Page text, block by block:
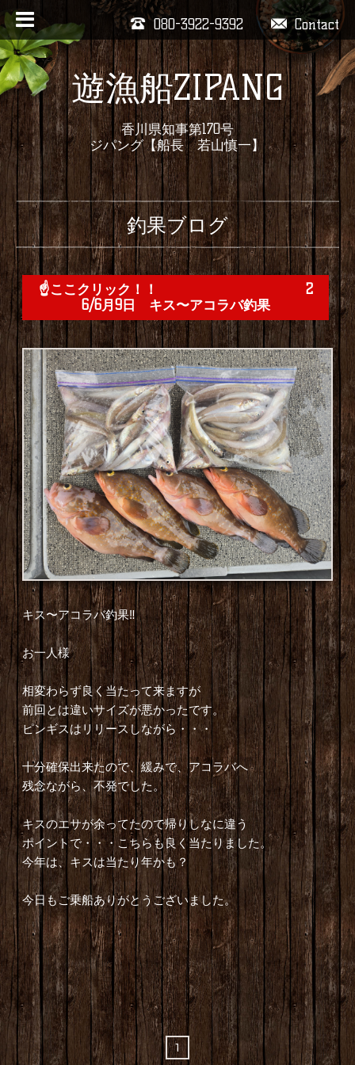
Contact
080-3922-9392
遊漁船ZIPANG
香川県知事第170号
ジパング【船長 若山慎一】
釣果ブログ
☝️ここクリック！！ 2
6/6月9日 キス〜アコラバ釣果
キス〜アコラバ釣果‼️
お一人様
相変わらず良く当たって来ますが
前回とは違いサイズが悪かったです。
ピンギスはリリースしながら・・・
十分確保出来たので、緩みで、アコラバへ
残念ながら、不発でした。
キスのエサが余ってたので帰りしなに違う
ポイントで・・・こちらも良く当たりました。
今年は、キスは当たり年かも？
今日もご乗船ありがとうございました。
1